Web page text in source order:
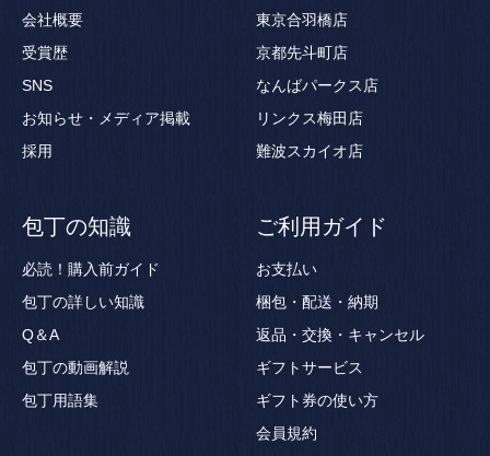
会社概要
受賞歴
SNS
お知らせ・メディア掲載
採用
東京合羽橋店
京都先斗町店
なんばパークス店
リンクス梅田店
難波スカイオ店
包丁の知識
必読！購入前ガイド
包丁の詳しい知識
Q＆A
包丁の動画解説
包丁用語集
ご利用ガイド
お支払い
梱包・配送・納期
返品・交換・キャンセル
ギフトサービス
ギフト券の使い方
会員規約